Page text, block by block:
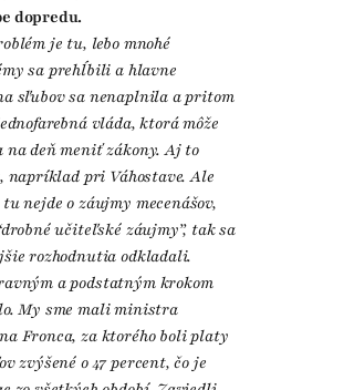
dopredu.
je tu, lebo mnohé
sa prehĺbili a hlavne
sľubov sa nenaplnila a pritom
vláda, ktorá môže
na deň meniť zákony. Aj to
napríklad pri Váhostave. Ale
nejde o záujmy mecenášov,
učiteľské záujmy”, tak sa
rozhodnutia odkladali.
a podstatným krokom
My sme mali ministra
Fronca, za ktorého boli platy
zvýšené o 47 percent, čo je